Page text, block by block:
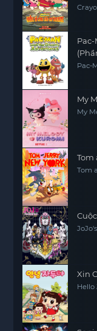
Pac-
My
My
Tom
Tom
Xin
Hello